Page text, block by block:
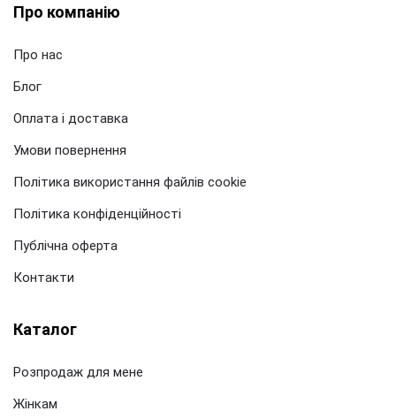
Про компанію
Про нас
Блог
Оплата і доставка
Умови повернення
Політика використання файлів cookie
Політика конфіденційності
Публічна оферта
Контакти
Каталог
Розпродаж для мене
Жінкам